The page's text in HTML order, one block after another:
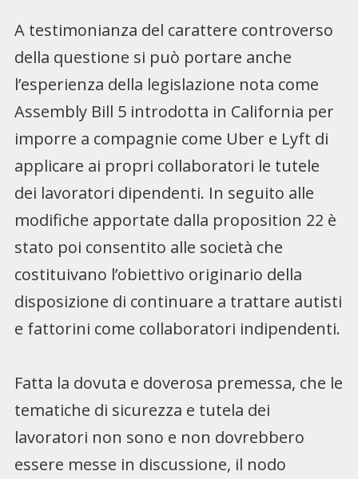
A testimonianza del carattere controverso
della questione si può portare anche
l’esperienza della legislazione nota come
Assembly Bill 5 introdotta in California per
imporre a compagnie come Uber e Lyft di
applicare ai propri collaboratori le tutele
dei lavoratori dipendenti. In seguito alle
modifiche apportate dalla proposition 22 è
stato poi consentito alle società che
costituivano l’obiettivo originario della
disposizione di continuare a trattare autisti
e fattorini come collaboratori indipendenti.
Fatta la dovuta e doverosa premessa, che le
tematiche di sicurezza e tutela dei
lavoratori non sono e non dovrebbero
essere messe in discussione, il nodo